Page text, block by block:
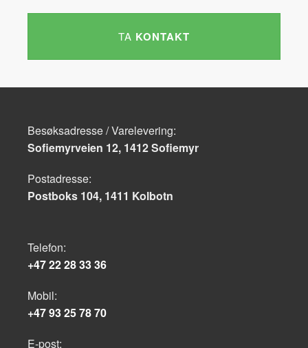
TA KONTAKT
Besøksadresse / Varelevering:
Sofiemyrveien 12, 1412 Sofiemyr
Postadresse:
Postboks 104, 1411 Kolbotn
Telefon:
+47 22 28 33 36
Mobil:
+47 93 25 78 70
E-post: